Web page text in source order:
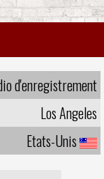
d'enregistrement
Los Angeles
Etats-Unis